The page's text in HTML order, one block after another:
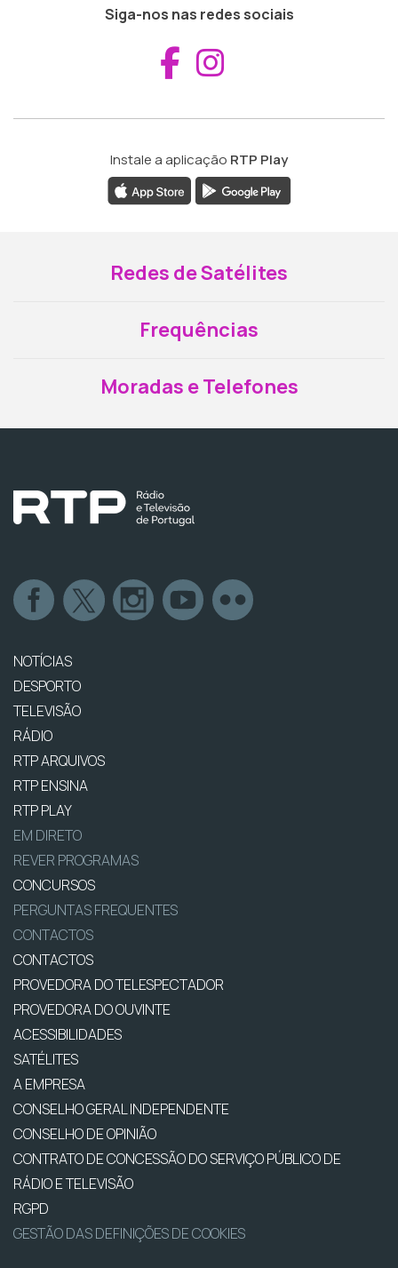
Siga-nos nas redes sociais
Aceder ao
Instale a aplicação RTP Play
Redes de Satélites
Frequências
Moradas e Telefones
NOTÍCIAS
DESPORTO
TELEVISÃO
RÁDIO
RTP ARQUIVOS
RTP ENSINA
RTP PLAY
EM DIRETO
REVER PROGRAMAS
CONCURSOS
PERGUNTAS FREQUENTES
CONTACTOS
CONTACTOS
PROVEDORA DO TELESPECTADOR
PROVEDORA DO OUVINTE
ACESSIBILIDADES
SATÉLITES
A EMPRESA
CONSELHO GERAL INDEPENDENTE
CONSELHO DE OPINIÃO
CONTRATO DE CONCESSÃO DO SERVIÇO PÚBLICO DE
RÁDIO E TELEVISÃO
RGPD
GESTÃO DAS DEFINIÇÕES DE COOKIES